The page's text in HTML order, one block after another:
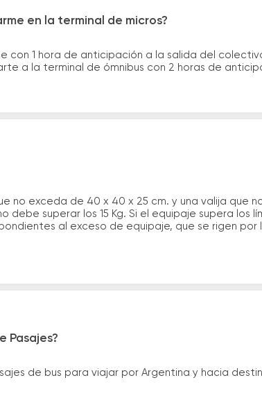
en la terminal de micros?
con 1 hora de anticipación a la salida del
a la terminal de ómnibus con 2 horas de
no exceda de 40 x 40 x 25 cm. y una valija que
debe superar los 15 Kg. Si el equipaje supera los
al exceso de equipaje, que se rigen por
Pasajes?
de bus para viajar por Argentina y hacia